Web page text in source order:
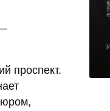
проспект.